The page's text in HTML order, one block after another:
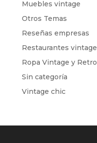
Muebles vintage
Otros Temas
Reseñas empresas
Restaurantes vintage
Ropa Vintage y Retro
Sin categoría
Vintage chic